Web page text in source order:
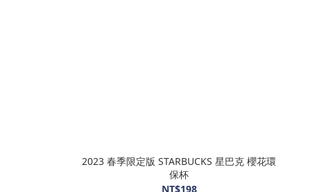
2023 春季限定版 STARBUCKS 星巴克 櫻花環
保杯
NT$198